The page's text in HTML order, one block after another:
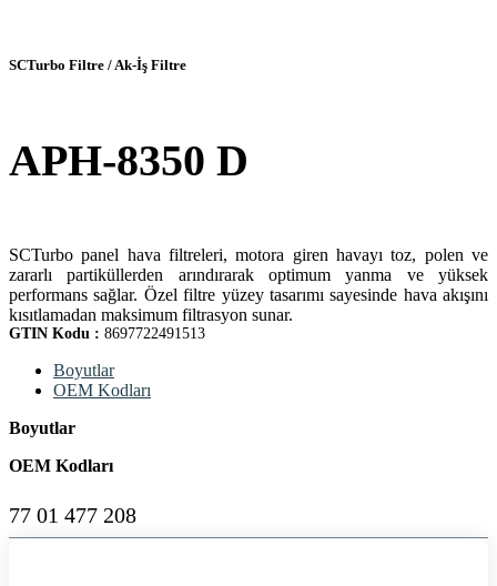
SCTurbo Filtre / Ak-İş Filtre
APH-8350 D
SCTurbo panel hava filtreleri, motora giren havayı toz, polen ve
zararlı partiküllerden arındırarak optimum yanma ve yüksek
performans sağlar. Özel filtre yüzey tasarımı sayesinde hava akışını
kısıtlamadan maksimum filtrasyon sunar.
GTIN Kodu : 8697722491513
Boyutlar
OEM Kodları
Boyutlar
OEM Kodları
77 01 477 208